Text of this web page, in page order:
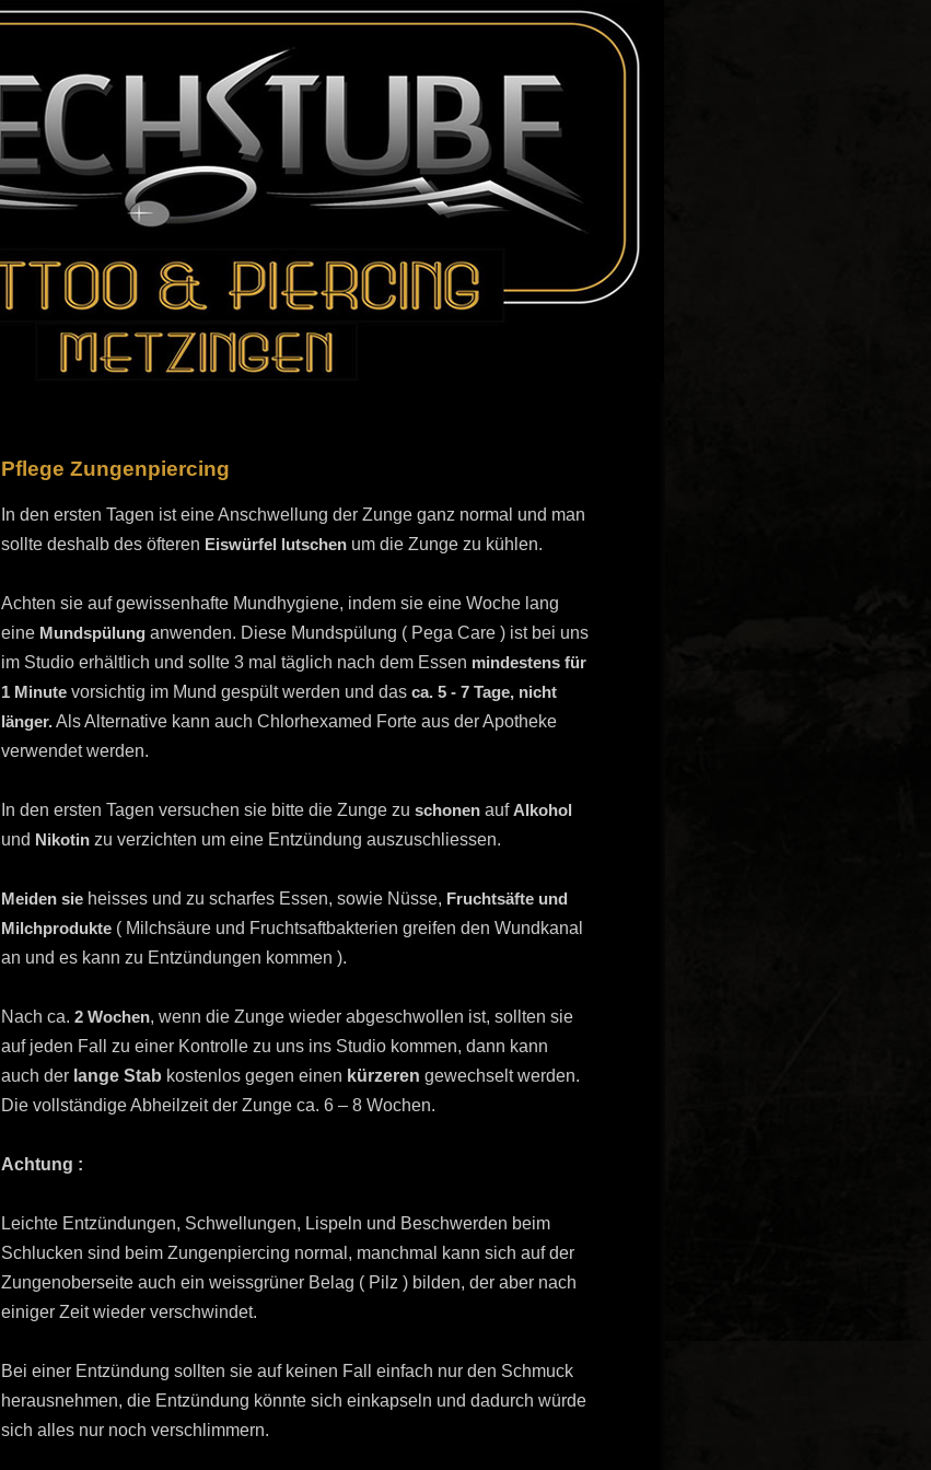
Pflege Zungenpiercing
In den ersten Tagen ist eine Anschwellung der Zunge ganz normal und man
sollte deshalb des öfteren Eiswürfel lutschenum die Zunge zu kühlen.
Achten sie auf gewissenhafte Mundhygiene, indem sie eine Woche lang
eine Mundspülunganwenden. Diese Mundspülung ( Pega Care ) ist bei uns
im Studio erhältlich und sollte 3 mal täglich nach dem Essen mindestens für
1 Minute vorsichtig im Mund gespült werden und dasca. 5 - 7 Tage, nicht
länger.Als Alternative kann auch Chlorhexamed Forte aus der Apotheke
verwendet werden.
In den ersten Tagen versuchen sie bitte die Zunge zu schonenaufAlkohol
und Nikotinzu verzichten um eine Entzündung auszuschliessen.
Meiden sieheisses und zu scharfes Essen, sowie Nüsse, Fruchtsäfte und
Milchprodukte( Milchsäure und Fruchtsaftbakterien greifen den Wundkanal
an und es kann zu Entzündungen kommen ).
Nach ca. 2 Wochen, wenn die Zunge wieder abgeschwollen ist, sollten sie
auf jeden Fall zu einer Kontrolle zu uns ins Studio kommen, dann kann
auch der lange Stab kostenlos gegen einen kürzeren gewechselt werden.
Die vollständige Abheilzeit der Zunge ca. 6 – 8 Wochen.
Achtung :
Leichte Entzündungen, Schwellungen, Lispeln und Beschwerden beim
Schlucken sind beim Zungenpiercing normal, manchmal kann sich auf der
Zungenoberseite auch ein weissgrüner Belag ( Pilz ) bilden, der aber nach
einiger Zeit wieder verschwindet.
Bei einer Entzündung sollten sie auf keinen Fall einfach nur den Schmuck
herausnehmen, die Entzündung könnte sich einkapseln und dadurch würde
sich alles nur noch verschlimmern.